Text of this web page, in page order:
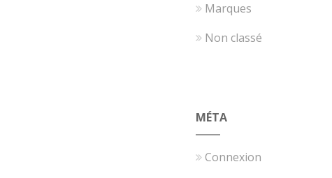
Marques
Non classé
MÉTA
Connexion